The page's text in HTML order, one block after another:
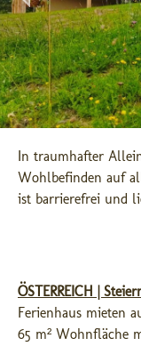
In traumhafter
Wohlbefinden auf
ist barrierefrei und
ÖSTERREICH |
Ferienhaus mieten
65 m² Wohnfläche